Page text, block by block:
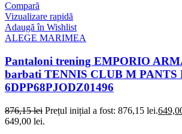
Compară
Vizualizare rapidă
Adaugă în Wishlist
ALEGE MARIMEA
Pantaloni trening EMPORIO
barbati TENNIS CLUB M PANTS
6DPP68PJODZ01496
876,15lei Prețul inițial a fost: 876,15 lei.
649,00 lei.